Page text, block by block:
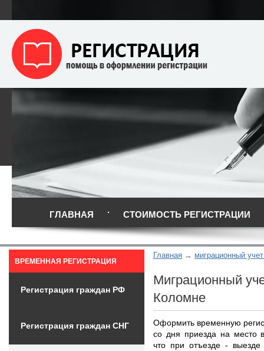
ГЛАВНАЯ СТОИМОСТЬ РЕГИСТРАЦИИ
Главная миграционный
Миграционный
Коломне
Оформить временную
со дня приезда на место
что при отъезде - выезде
ВРЕМЕННАЯ РЕГИСТРАЦИЯ
Регистрация граждан РФ
Регистрация граждан СНГ